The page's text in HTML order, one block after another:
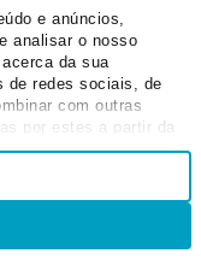
e anúncios,
analisar o nosso
da sua
de redes sociais, de
com outras
por estes a partir da
[Tutorial